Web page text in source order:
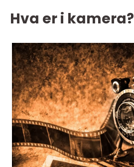
Hva er i kamera?